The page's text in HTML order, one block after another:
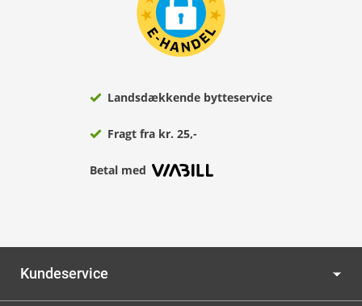
Landsdækkende bytteservice
Fragt fra kr. 25,-
Betal med
Kundeservice